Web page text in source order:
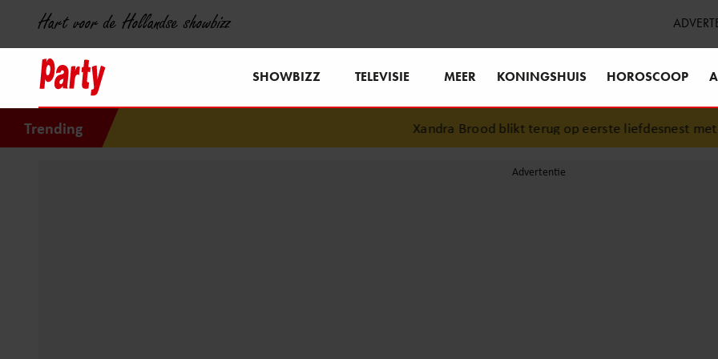
Hart voor de Hollandse showbizz
SHOWBIZZ TELEVISIE MEER KONINGSHUIS HOROSCOOP
Trending Xandra Brood blikt terug op eerste liefdesnest met